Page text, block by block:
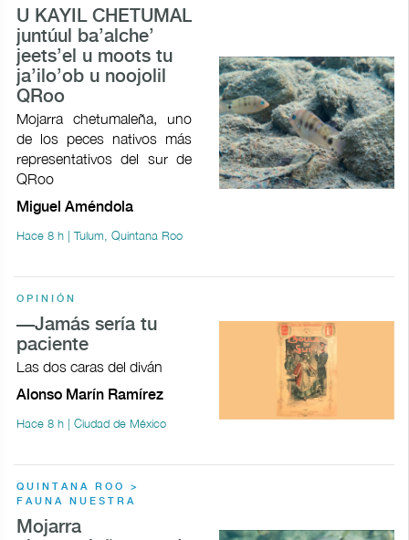
U KAYIL CHETUMAL
juntúul ba’alche’
jeets’el u moots tu
ja’ilo’ob u noojolil
QRoo
Mojarra chetumaleña, uno
de los peces nativos más
representativos del sur de
QRoo
Miguel Améndola
Hace 8 h | Tulum, Quintana Roo
OPINIÓN
—Jamás sería tu
paciente
Las dos caras del diván
Alonso Marín Ramírez
Hace 8 h | Ciudad de México
QUINTANA ROO >
FAUNA NUESTRA
Mojarra